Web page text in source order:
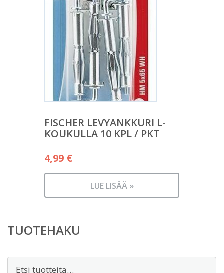
FISCHER LEVYANKKURI L-
KOUKULLA 10 KPL / PKT
4,99 €
LUE LISÄÄ »
TUOTEHAKU